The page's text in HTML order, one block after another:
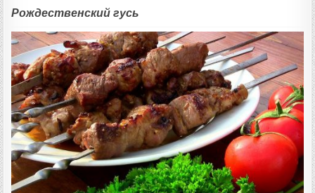
Рождественский гусь